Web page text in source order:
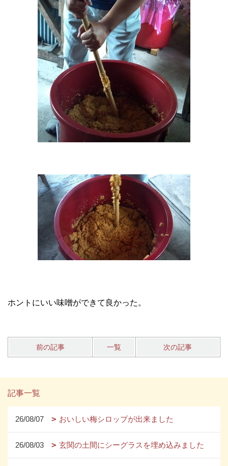
ホントにいい味噌ができて良かった。
前の記事 一覧 次の記事
記事一覧
26/08/07 おいしい梅シロップが出来ました
26/08/03 玄関の土間にシーグラスを埋め込みました